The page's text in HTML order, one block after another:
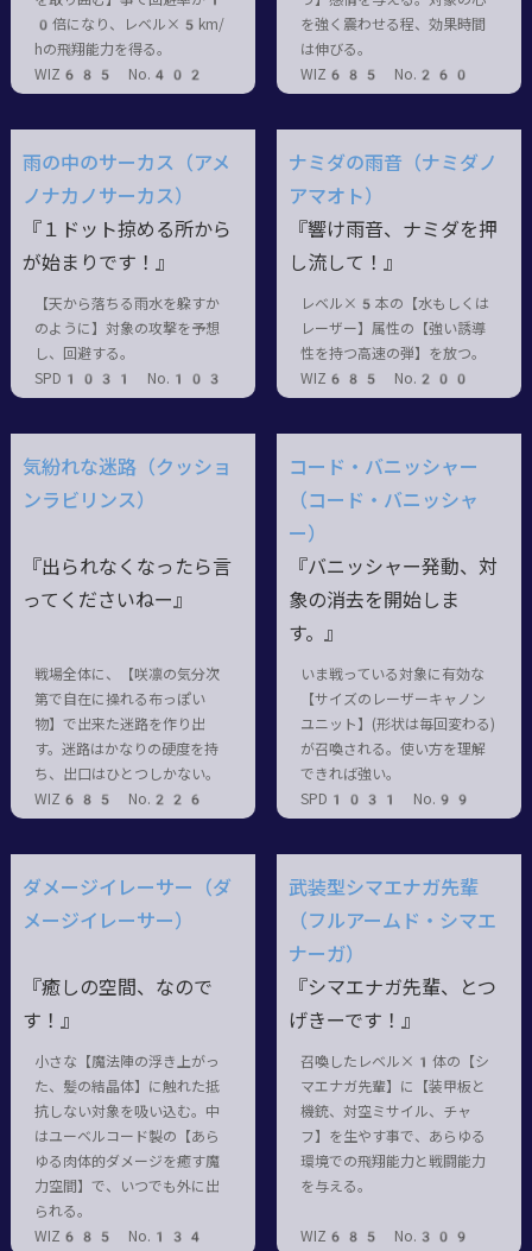
0倍になり、レベル×5km/
hの飛翔能力を得る。
WIZ685 No.402
を強く震わせる程、効果時間
は伸びる。
WIZ685 No.260
雨の中のサーカス（アメ
ノナカノサーカス）
『１ドット掠める所から
が始まりです！』
【天から落ちる雨水を躱すか
のように】対象の攻撃を予想
し、回避する。
SPD1031 No.103
ナミダの雨音（ナミダノ
アマオト）
『響け雨音、ナミダを押
し流して！』
レベル×5本の【水もしくは
レーザー】属性の【強い誘導
性を持つ高速の弾】を放つ。
WIZ685 No.200
気紛れな迷路（クッショ
ンラビリンス）
『出られなくなったら言
ってくださいねー』
戦場全体に、【咲凛の気分次
第で自在に操れる布っぽい
物】で出来た迷路を作り出
す。迷路はかなりの硬度を持
ち、出口はひとつしかない。
WIZ685 No.226
コード・バニッシャー
（コード・バニッシャ
ー）
『バニッシャー発動、対
象の消去を開始しま
す。』
いま戦っている対象に有効な
【サイズのレーザーキャノン
ユニット】(形状は毎回変わる)
が召喚される。使い方を理解
できれば強い。
SPD1031 No.99
ダメージイレーサー（ダ
メージイレーサー）
『癒しの空間、なので
す！』
小さな【魔法陣の浮き上がっ
た、髪の結晶体】に触れた抵
抗しない対象を吸い込む。中
はユーベルコード製の【あら
ゆる肉体的ダメージを癒す魔
力空間】で、いつでも外に出
られる。
WIZ685 No.134
武装型シマエナガ先輩
（フルアームド・シマエ
ナーガ）
『シマエナガ先輩、とつ
げきーです！』
召喚したレベル×1体の【シ
マエナガ先輩】に【装甲板と
機銃、対空ミサイル、チャ
フ】を生やす事で、あらゆる
環境での飛翔能力と戦闘能力
を与える。
WIZ685 No.309